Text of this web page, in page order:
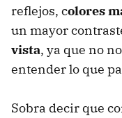
reflejos, colores
un mayor
vista, ya que no
entender lo que
Sobra decir que